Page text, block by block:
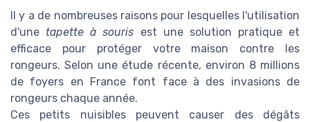
Il y a de nombreuses raisons pour lesquelles l'utilisation
d'une tapette à souris est une solution pratique et
efficace pour protéger votre maison contre les
rongeurs. Selon une étude récente, environ 8 millions
de foyers en France font face à des invasions de
rongeurs chaque année.
Ces petits nuisibles peuvent causer des dégâts